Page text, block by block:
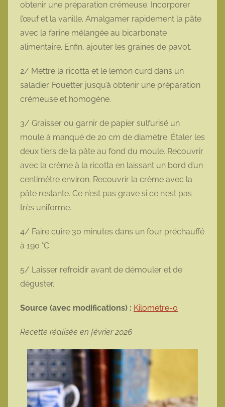
obtenir une préparation crémeuse. Incorporer
l’œuf et la vanille. Amalgamer rapidement la pâte
avec la farine mélangée au bicarbonate
alimentaire. Enfin, ajouter les graines de pavot.
2/ Mettre la ricotta et le lemon curd dans un
saladier. Fouetter jusqu’à obtenir une préparation
crémeuse et homogène.
3/ Graisser ou garnir de papier sulfurisé un
moule à manqué de 20 cm de diamètre. Étaler les
deux tiers de la pâte au fond du moule. Recouvrir
avec la crème à la ricotta en laissant un bord d’un
centimètre environ. Recouvrir la crème avec la
pâte restante. Ce n’est pas grave si ce n’est pas
très uniforme.
4/ Faire cuire 30 minutes dans un four préchauffé
à 190 °C.
5/ Laisser refroidir avant de démouler et de
déguster.
Source (avec modifications) : Kilomètre-0
Recette réalisée en février 2026